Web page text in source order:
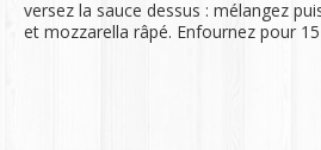
versez la sauce dessus : mélangez
et mozzarella râpé. Enfournez pour